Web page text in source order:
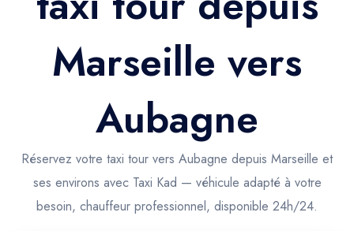
Accueil
Nos services
Nos services
Trajet Gare SNCF
Trajet Port croisière
Trajet Séminaire
Trajet Santé
Réservation
Actualités & évènements
Contactez-nous
Marseille vers
Aubagne
Réservez votre taxi tour vers Aubagne depuis Marseille et
ses environs avec Taxi Kad — véhicule adapté à votre
besoin, chauffeur professionnel, disponible 24h/24.